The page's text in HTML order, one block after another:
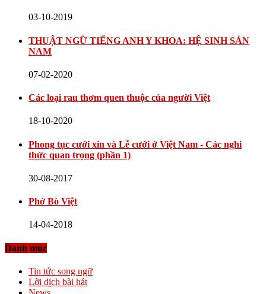
03-10-2019
THUẬT NGỮ TIẾNG ANH Y KHOA: HỆ SINH SẢN
NAM
07-02-2020
Các loại rau thơm quen thuộc của người Việt
18-10-2020
Phong tục cưới xin và Lễ cưới ở Việt Nam - Các nghi
thức quan trọng (phần 1)
30-08-2017
Phở Bò Việt
14-04-2018
Danh mục
Tin tức song ngữ
Lời dịch bài hát